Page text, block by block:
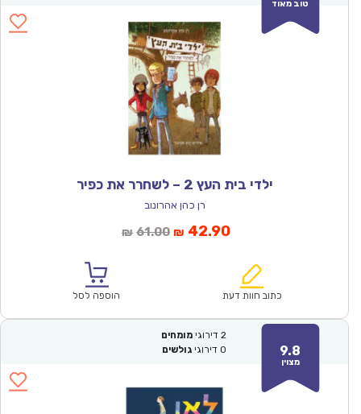
טוב מאוד
ילדי בית העץ 2 – לשחרר את כפיר
רן כהן אהרונוב
₪ 61.00המחיר
₪61.00.
₪ 42.90המחיר
הוא:
כתוב חוות דעת הוספה לסל
9.8
מצוין
2 דירוגי מומחים
0 דירוגי גולשים